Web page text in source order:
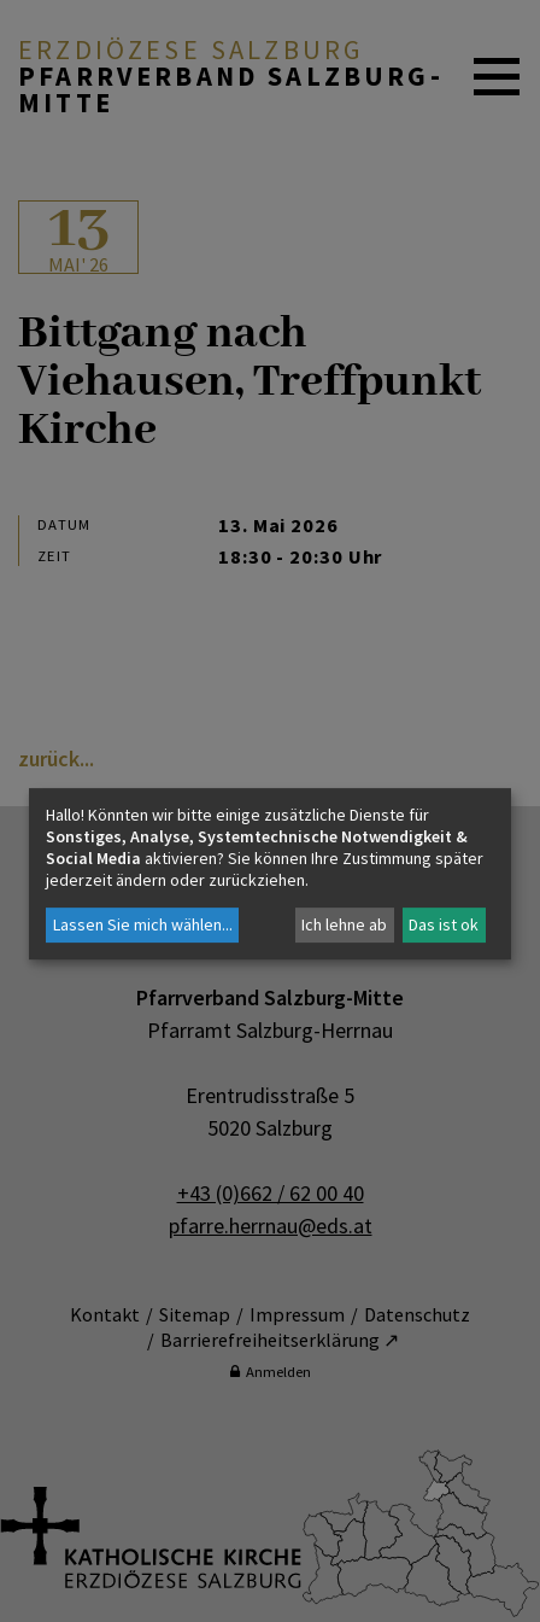
ERZDIÖZESE SALZBURG
PFARRVERBAND SALZBURG-
MITTE
ÜBER UNS
DURCH DAS LEBEN
PFARRLEBEN
INNEHALTEN
KONTAKT
13
MAI' 26
Bittgang nach
Viehausen, Treffpunkt
Kirche
DATUM 13. Mai 2026
ZEIT 18:30 - 20:30 Uhr
zurück
Pfarrverband Salzburg-Mitte
Pfarramt Salzburg-Herrnau
Erentrudisstraße 5
5020 Salzburg
+43 (0)662 / 62 00 40
pfarre.herrnau@eds.at
Kontakt Sitemap Impressum
Datenschutz
Barrierefreiheitserklärung ↗
Anmelden
Hallo! Könnten wir bitte einige zusätzliche Dienste für
Sonstiges, Analyse, Systemtechnische Notwendigkeit &
Social Media aktivieren? Sie können Ihre Zustimmung später
jederzeit ändern oder zurückziehen.
Lassen Sie mich wählen... Ich lehne ab Das ist ok